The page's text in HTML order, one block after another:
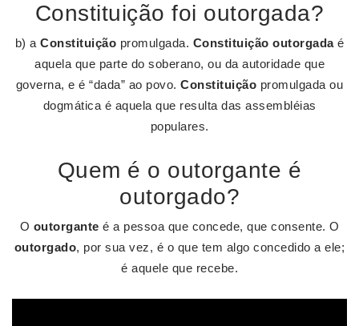
Constituição foi outorgada?
b) a Constituição promulgada. Constituição outorgadaé
aquela que parte do soberano, ou da autoridade que
governa, e é “dada” ao povo.Constituição promulgada ou
dogmática é aquela que resulta das assembléias
populares.
Quem é o outorgante é
outorgado?
O outorgante é a pessoa que concede, que consente. O
outorgado, por sua vez, é o que tem algo concedido a ele;
é aquele que recebe.